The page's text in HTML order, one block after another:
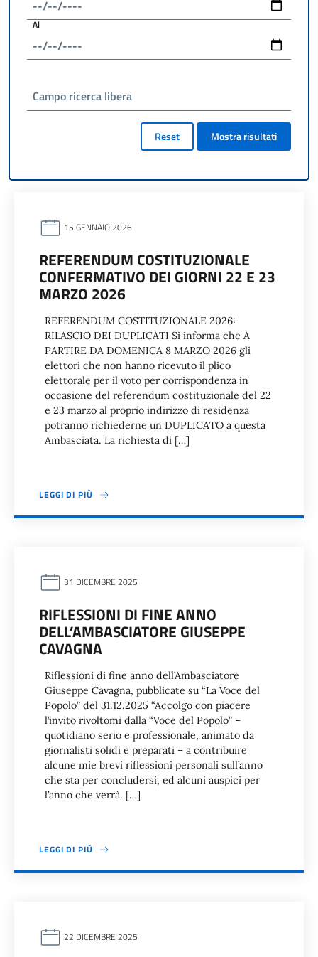
Al
Campo ricerca libera
Reset Mostra risultati
15 GENNAIO 2026
REFERENDUM COSTITUZIONALE
CONFERMATIVO DEI GIORNI 22 E 23
MARZO 2026
REFERENDUM COSTITUZIONALE 2026:
RILASCIO DEI DUPLICATI Si informa che A
PARTIRE DA DOMENICA 8 MARZO 2026 gli
elettori che non hanno ricevuto il plico
elettorale per il voto per corrispondenza in
occasione del referendum costituzionale del 22
e 23 marzo al proprio indirizzo di residenza
potranno richiederne un DUPLICATO a questa
Ambasciata. La richiesta di […]
LEGGI DI PIÙ
31 DICEMBRE 2025
RIFLESSIONI DI FINE ANNO
DELL’AMBASCIATORE GIUSEPPE
CAVAGNA
Riflessioni di fine anno dell’Ambasciatore
Giuseppe Cavagna, pubblicate su “La Voce del
Popolo” del 31.12.2025 “Accolgo con piacere
l’invito rivoltomi dalla “Voce del Popolo” –
quotidiano serio e professionale, animato da
giornalisti solidi e preparati – a contribuire
alcune mie brevi riflessioni personali sull’anno
che sta per concludersi, ed alcuni auspici per
l’anno che verrà. […]
LEGGI DI PIÙ
22 DICEMBRE 2025